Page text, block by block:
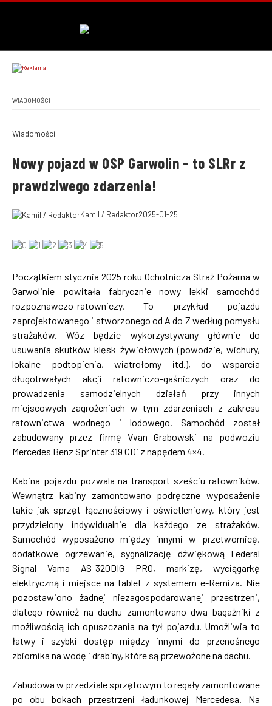
WIADOMOŚCI
Wiadomości
Nowy pojazd w OSP Garwolin – to SLRr z
prawdziwego zdarzenia!
Kamil / Redaktor2025-01-25
Początkiem stycznia 2025 roku Ochotnicza Straż Pożarna w
Garwolinie powitała fabrycznie nowy lekki samochód
rozpoznawczo-ratowniczy. To przykład pojazdu
zaprojektowanego i stworzonego od A do Z według pomysłu
strażaków. Wóz będzie wykorzystywany głównie do
usuwania skutków klęsk żywiołowych (powodzie, wichury,
lokalne podtopienia, wiatrołomy itd.), do wsparcia
długotrwałych akcji ratowniczo-gaśniczych oraz do
prowadzenia samodzielnych działań przy innych
miejscowych zagrożeniach w tym zdarzeniach z zakresu
ratownictwa wodnego i lodowego. Samochód został
zabudowany przez firmę Vvan Grabowski na podwoziu
Mercedes Benz Sprinter 319 CDi z napędem 4×4.
Kabina pojazdu pozwala na transport sześciu ratowników.
Wewnątrz kabiny zamontowano podręczne wyposażenie
takie jak sprzęt łącznościowy i oświetleniowy, który jest
przydzielony indywidualnie dla każdego ze strażaków.
Samochód wyposażono między innymi w przetwornicę,
dodatkowe ogrzewanie, sygnalizację dźwiękową Federal
Signal Vama AS-320DIG PRO, markizę, wyciągarkę
elektryczną i miejsce na tablet z systemem e-Remiza. Nie
pozostawiono żadnej niezagospodarowanej przestrzeni,
dlatego również na dachu zamontowano dwa bagażniki z
możliwością ich opuszczania na tył pojazdu. Umożliwia to
łatwy i szybki dostęp między innymi do przenośnego
zbiornika na wodę i drabiny, które są przewożone na dachu.
Zabudowa w przedziale sprzętowym to regały zamontowane
po obu bokach przestrzeni ładunkowej Mercedesa. Na